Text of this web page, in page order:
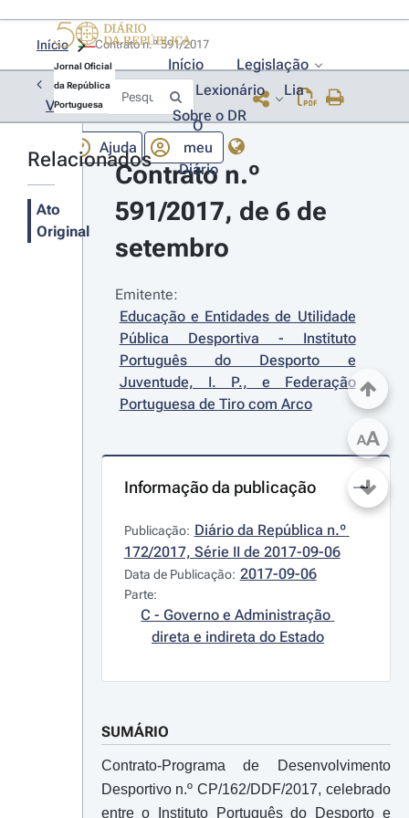
Jornal Oficial
da República
Portuguesa
Início
Legislação
Lexionário
Lia
Sobre o DR
Ajuda
O
meu
Diário
Início
Voltar
Relacionados
Ato
Original
Contrato n.º
591/2017, de 6 de
setembro
Emitente:
Educação e Entidades de Utilidade
Pública Desportiva - Instituto
Português do Desporto e
Juventude, I. P., e Federação
Portuguesa de Tiro com Arco
Informação da publicação
Publicação: Diário da República n.º
172/2017, Série II de 2017-09-06
Data de Publicação: 2017-09-06
Parte:
C - Governo e Administração
direta e indireta do Estado
SUMÁRIO
Contrato-Programa de Desenvolvimento
Desportivo n.º CP/162/DDF/2017, celebrado
entre o Instituto Português do Desporto e
AA